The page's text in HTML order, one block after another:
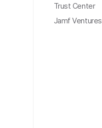
Trust Center
Jamf Ventures